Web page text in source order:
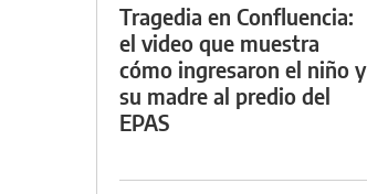
Tragedia en Confluencia:
el video que muestra
cómo ingresaron el niño y
su madre al predio del
EPAS